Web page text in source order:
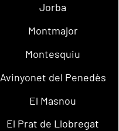
Jorba
Montmajor
Montesquiu
Avinyonet del Penedès
El Masnou
El Prat de Llobregat